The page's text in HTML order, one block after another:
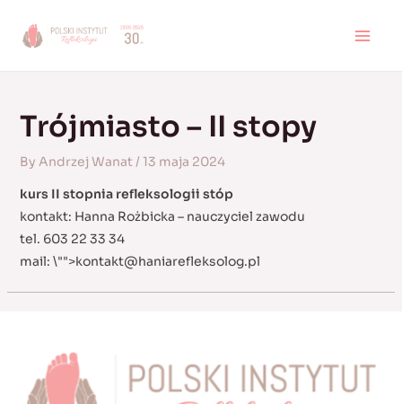
Trójmiasto – II stopy
By Andrzej Wanat/13 maja 2024
kurs II stopnia refleksologii stóp
kontakt: Hanna Rożbicka – nauczyciel zawodu
tel. 603 22 33 34
mail: \"">kontakt@haniarefleksolog.pl